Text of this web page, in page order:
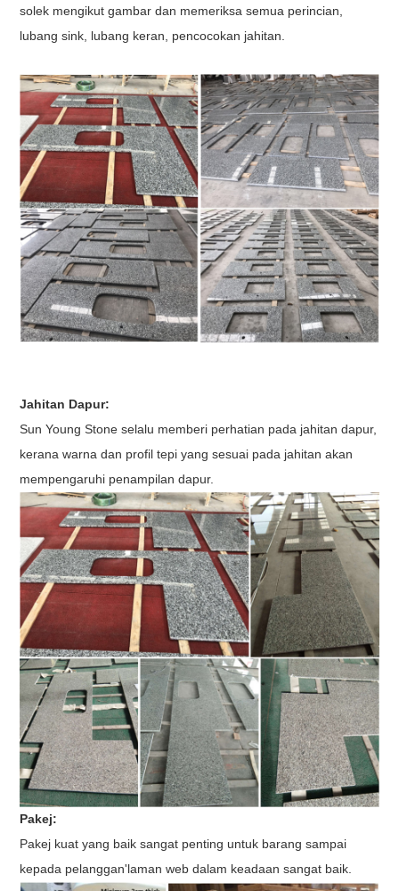
solek mengikut gambar dan memeriksa semua perincian,
lubang sink, lubang keran, pencocokan jahitan.
Jahitan Dapur:
Sun Young Stone selalu memberi perhatian pada jahitan dapur,
kerana warna dan profil tepi yang sesuai pada jahitan akan
mempengaruhi penampilan dapur.
Pakej:
Pakej kuat yang baik sangat penting untuk barang sampai
kepada pelanggan'laman web dalam keadaan sangat baik.